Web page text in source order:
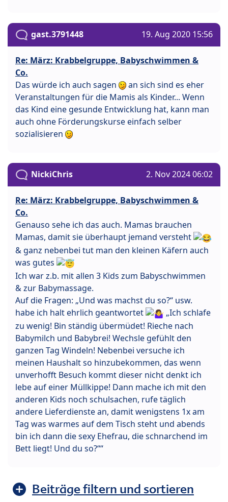
gast.3791448 19. Aug 2020 15:56
Re: März: Krabbelgruppe, Babyschwimmen &
Co.
Das würde ich auch sagen
an sich sind es eher
Veranstaltungen für die Mamis als Kinder... Wenn
das Kind eine gesunde Entwicklung hat, kann man
auch ohne Förderungskurse einfach selber
sozialisieren
NickiChris 2. Nov 2024 06:02
Re: März: Krabbelgruppe, Babyschwimmen &
Co.
Genauso sehe ich das auch. Mamas brauchen
Mamas, damit sie überhaupt jemand versteht
& ganz nebenbei tut man den kleinen Käfern auch
was gutes
Ich war z.b. mit allen 3 Kids zum Babyschwimmen
& zur Babymassage.
Auf die Fragen: „Und was machst du so?“ usw.
habe ich halt ehrlich geantwortet
„Ich schlafe
zu wenig! Bin ständig übermüdet! Rieche nach
Babymilch und Babybrei! Wechsle gefühlt den
ganzen Tag Windeln! Nebenbei versuche ich
meinen Haushalt so hinzubekommen, das wenn
unverhofft Besuch kommt dieser nicht denkt ich
lebe auf einer Müllkippe! Dann mache ich mit den
anderen Kids noch schulsachen, rufe täglich
andere Lieferdienste an, damit wenigstens 1x am
Tag was warmes auf dem Tisch steht und abends
bin ich dann die sexy Ehefrau, die schnarchend im
Bett liegt! Und du so?““
Beiträge filtern und sortieren